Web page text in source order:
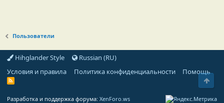
Пользователи
Hihglander Style
Russian (RU)
Условия и правила
Политика конфиденциальности Помощь
R
Разработка и поддержка форума: XenForo.ws